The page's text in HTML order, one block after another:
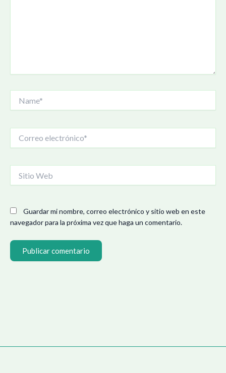
electrónico*
Web
Guardar mi nombre, correo electrónico y sitio web en este
navegador para la próxima vez que haga un comentario.